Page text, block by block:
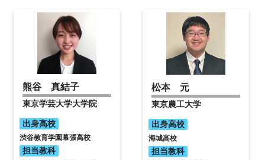
熊谷 真結子
東京学芸大学大学院
出身高校
渋谷教育学園幕張高校
担当教科
松本 元
東京農工大学
出身高校
海城高校
担当教科